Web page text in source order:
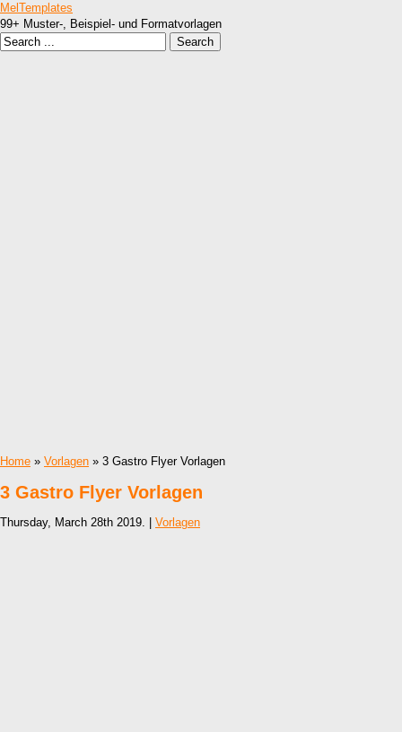
MelTemplates
99+ Muster-, Beispiel- und Formatvorlagen
Home » Vorlagen » 3 Gastro Flyer Vorlagen
3 Gastro Flyer Vorlagen
Thursday, March 28th 2019. | Vorlagen